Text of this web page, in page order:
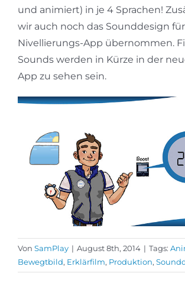
und animiert) in je 4 Sprachen!
wir auch noch das Sounddesign
Nivellierungs-App übernommen.
Sounds werden in Kürze in der
App zu sehen sein.
Von SamPlay | August 8th, 2014 | Tags:
Bewegtbild, Erklärfilm, Produktion,